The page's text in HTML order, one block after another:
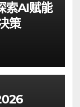
索AI赋能
策